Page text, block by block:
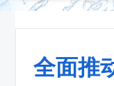
全面推